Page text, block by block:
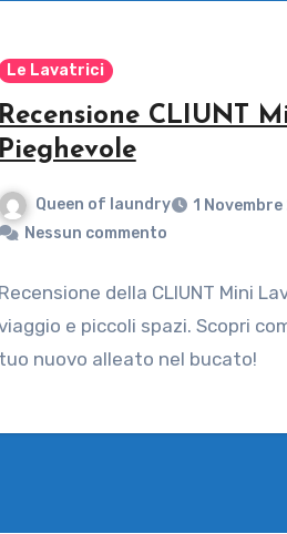
Le Lavatrici
CLIUNT
Queen of laundry
1
Nessun commento
Recensione della CLIUNT Mini
e piccoli spazi. Scopri
tuo nuovo alleato nel bucato!